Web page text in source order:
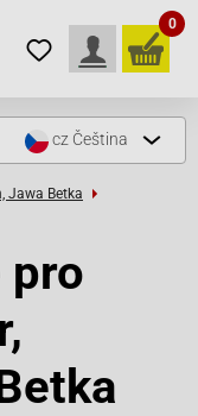
0
cz Čeština
Jawa Betka
pro